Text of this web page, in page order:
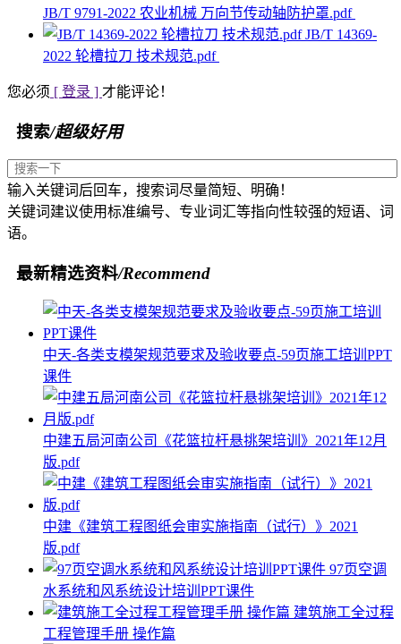
JB/T 9791-2022 农业机械 万向节传动轴防护罩.pdf
JB/T 14369-
2022 轮槽拉刀 技术规范.pdf
您必须 [ 登录 ] 才能评论！
搜索/超级好用
输入关键词后回车，搜索词尽量简短、明确！
关键词建议使用标准编号、专业词汇等指向性较强的短语、词
语。
最新精选资料/Recommend
中天-各类支模架规范要求及验收要点-59页施工培训PPT
课件
中建五局河南公司《花篮拉杆悬挑架培训》2021年12月
版.pdf
中建《建筑工程图纸会审实施指南（试行）》2021
版.pdf
97页空调
水系统和风系统设计培训PPT课件
建筑施工全过程
工程管理手册 操作篇